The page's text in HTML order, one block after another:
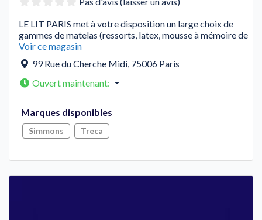
LE LIT PARIS met à votre disposition un large choix de
gammes de matelas (ressorts, latex, mousse à mémoire de
Voir ce magasin
99 Rue du Cherche Midi, 75006 Paris
Ouvert maintenant:
Marques disponibles
Simmons Treca